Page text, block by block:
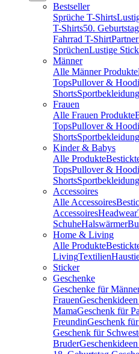
Bestseller
Sprüche T-Shirts
T-Shirts50.
Fahrrad T-Shirt
SprüchenLustige
Männer
Alle Männer Produkte
TopsPullover &
ShortsSportbekleidung
Frauen
Alle Frauen Produkte
TopsPullover &
ShortsSportbekleidung
Kinder & Babys
Alle Produkte
TopsPullover &
ShortsSportbekleidung
Accessoires
Alle Accessoires
AccessoiresHeadwear
SchuheHalswärmer
Home & Living
Alle Produkte
LivingTextilien
Sticker
Geschenke
Geschenke für
Frauen
MamaGeschenk für
FreundinGeschenk
Geschenk für
Bruder